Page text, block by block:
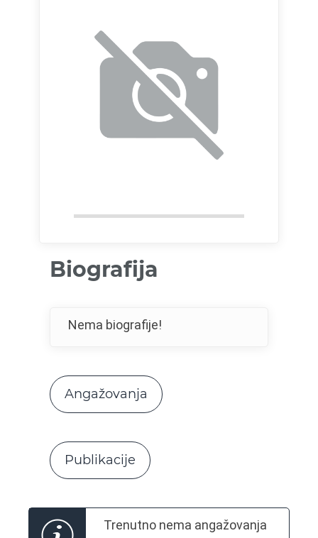
Biografija
Nema biografije!
Angažovanja
Publikacije
Trenutno nema angažovanja